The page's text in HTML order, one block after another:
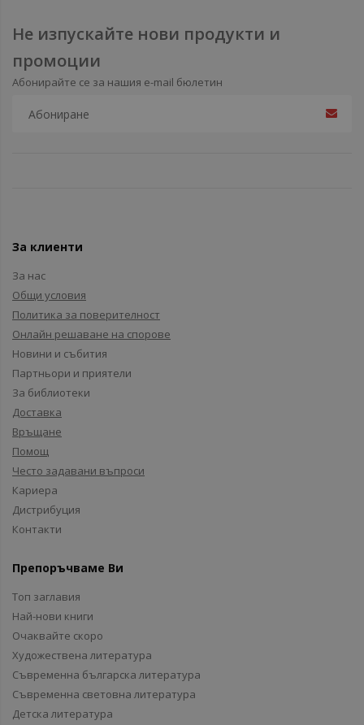
Не изпускайте нови продукти и
промоции
Абонирайте се за нашия e-mail бюлетин
За клиенти
За нас
Общи условия
Политика за поверителност
Онлайн решаване на спорове
Новини и събития
Партньори и приятели
За библиотеки
Доставка
Връщане
Помощ
Често задавани въпроси
Кариера
Дистрибуция
Контакти
Препоръчваме Ви
Топ заглавия
Най-нови книги
Очаквайте скоро
Художествена литература
Съвременна българска литература
Съвременна световна литература
Детска литература